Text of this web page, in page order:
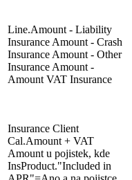
Line.Amount - Liability
Insurance Amount - Crash
Insurance Amount - Other
Insurance Amount -
Amount VAT Insurance
Insurance Client
Cal.Amount + VAT
Amount u pojistek, kde
InsProduct."Included in